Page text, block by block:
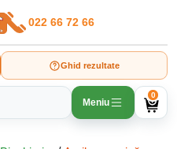
022 66 72 66
Ghid rezultate
Meniu
0